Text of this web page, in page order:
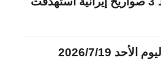
2026/7/19